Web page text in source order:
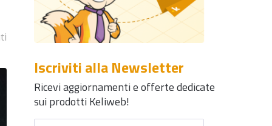
Iscriviti alla Newsletter
Ricevi aggiornamenti e offerte dedicate
sui prodotti Keliweb!